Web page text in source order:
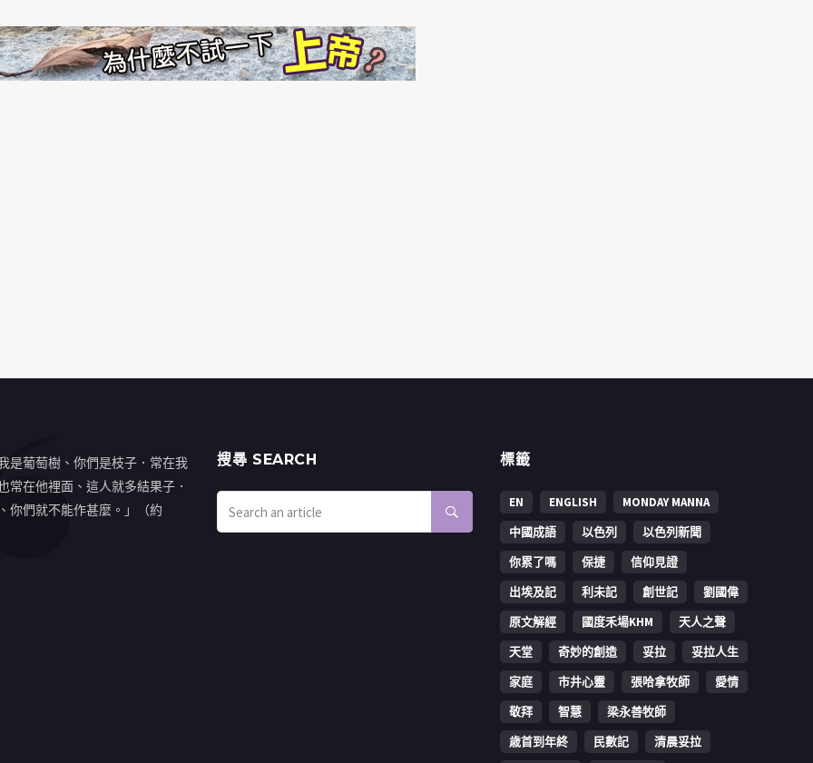
是葡萄樹、你們是枝子．常在我
常在他裡面、這人就多結果子．
你們就不能作甚麼。」（約
搜㝷 SEARCH 標籤
EN ENGLISH
MONDAY MANNA
中國成語
以色列
以色列新聞
你累了嗎
保捷
信仰見證
出埃及記
利未記 創世記
劉國偉
原文解經
國度禾場KHM
天人之聲
天堂
奇妙的創造 妥拉
妥拉人生
家庭
市井心靈 張哈拿牧師
愛情
敬拜
智慧
梁永善牧師
歳首到年終
民數記 清晨妥拉